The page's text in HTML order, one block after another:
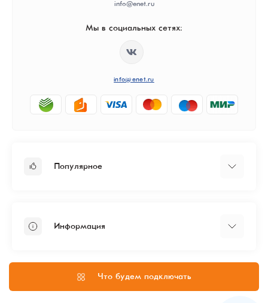
info@enet.ru
Мы в социальных сетях:
info@enet.ru
Популярное
ЦОД
Информация
Согласие на обработку персональных данных
О нас
Что будем подключать